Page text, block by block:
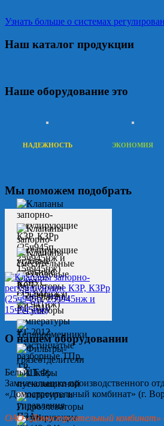
Узнать больше о системах
Наш каталог продукции
Наше оборудование это
НАДЕЖНОСТЬ ЭКОНОМИЯ
Мы поможем подобрать
О нашем оборудовании
Белых Т.Ф.
Замначальника производственного
«Домостроительный комбинат» (г.
ОАО «Домостроительный комбинат»